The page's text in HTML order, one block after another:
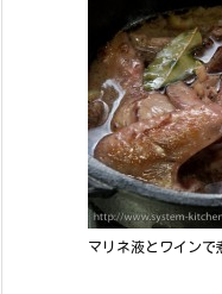
マリネ液とワインで